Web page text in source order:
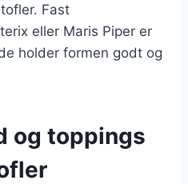
Fast
eller Maris Piper er
holder formen godt og
og toppings